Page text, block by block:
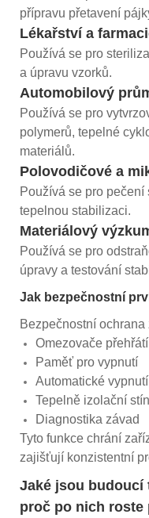
přípravu přetavení
Lékařství a
Používá se pro
a úpravu vzorků.
Automobilový
Používá se pro
polymerů, tepelné
materiálů.
Polovodičové a
Používá se pro pečení
tepelnou stabilizaci.
Materiálový
Používá se pro
úpravy a testování
Jak bezpečnostní
Bezpečnostní ochrana
Omezovače přehřátí
Paměť pro vypnutí
Automatické vypnutí
Tepelně izolační
Diagnostika závad
Tyto funkce chrání
zajišťují konzistentní
Jaké jsou budoucí
proč po nich roste